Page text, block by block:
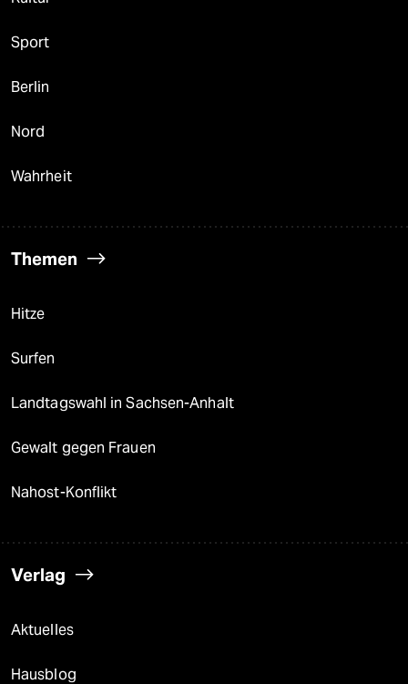
Sport
Berlin
Nord
Wahrheit
Themen
Hitze
Surfen
Landtagswahl in Sachsen-Anhalt
Gewalt gegen Frauen
Nahost-Konflikt
Verlag
Aktuelles
Hausblog